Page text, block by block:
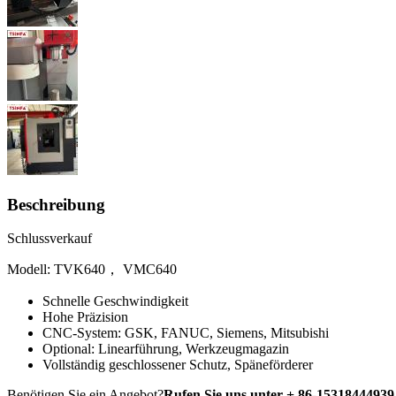
Beschreibung
Schlussverkauf
Modell: TVK640， VMC640
Schnelle Geschwindigkeit
Hohe Präzision
CNC-System: GSK, FANUC, Siemens, Mitsubishi
Optional: Linearführung, Werkzeugmagazin
Vollständig geschlossener Schutz, Späneförderer